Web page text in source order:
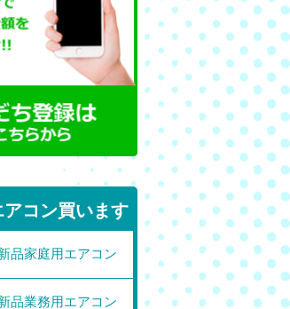
アコン買います
品家庭用エアコン
品業務用エアコン